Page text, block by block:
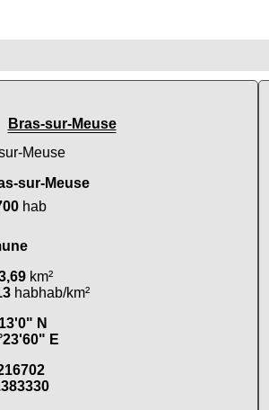
Bras-sur-Meuse
sur-Meuse
hab
km²
habhab/km²
N
E